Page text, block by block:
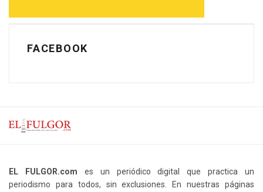
FACEBOOK
EL FULGOR.com es un periódico digital que practica un
periodismo para todos, sin exclusiones. En nuestras páginas